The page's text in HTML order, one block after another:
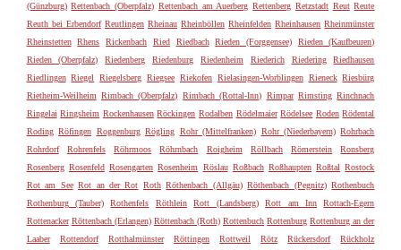
(Günzburg) Rettenbach (Oberpfalz) Rettenbach am Auerberg Rettenberg Retzstadt Reut Reute
Reuth bei Erbendorf Reutlingen Rheinau Rheinböllen Rheinfelden Rheinhausen Rheinmünster
Rheinstetten
Rhens Rickenbach Ried Riedbach Rieden (Forggensee)
Rieden (Kaufbeuren)
Rieden (Oberpfalz)
Riedenberg Riedenburg Riedenheim Riederich Riedering
Riedhausen
Riedlingen Riegel Riegelsberg Riegsee Riekofen Rielasingen-Worblingen Rieneck Riesbürg
Rietheim-Weilheim Rimbach (Oberpfalz) Rimbach (Rottal-Inn) Rimpar Rimsting Rinchnach
Ringelai Ringsheim Rockenhausen Röckingen Rodalben Rödelmaier Rödelsee Roden Rödental
Roding Röfingen Roggenburg Rögling Rohr (Mittelfranken) Rohr (Niederbayern) Rohrbach
Rohrdorf
Rohrenfels Röhrmoos Röhrnbach Roigheim Röllbach Römerstein
Ronsberg
Rosenberg Rosenfeld Rosengarten Rosenheim Röslau Roßbach Roßhaupten Roßtal Rostock
Rot am See Rot an der Rot Roth Röthenbach (Allgäu) Röthenbach (Pegnitz) Rothenbuch
Rothenburg (Tauber)
Rothenfels Röthlein Rott (Landsberg) Rott am Inn
Rottach-Egern
Rottenacker Röttenbach (Erlangen) Röttenbach (Roth) Rottenbuch Rottenburg Rottenburg an der
Laaber
Rottendorf Rotthalmünster Röttingen Rottweil Rötz Rückersdorf
Rückholz